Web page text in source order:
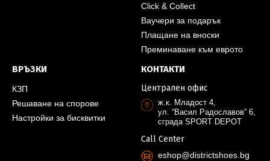
Click & Collect
Ваучери за подарък
Плащане на вноски
Преминаване към еврото
ВРЪЗКИ
КЗП
Решаване на спорове
Настройки за бисквитки
КОНТАКТИ
Централен офис
ж.к. Младост 4,
ул. “Васил Радославов” 6,
сграда SPORT DEPOT
Call Center
eshop@districtshoes.bg